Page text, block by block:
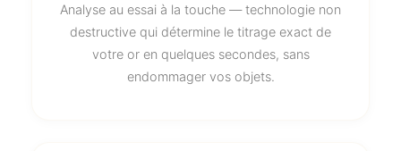
Analyse au essai à la touche — technologie non
destructive qui détermine le titrage exact de
votre or en quelques secondes, sans
endommager vos objets.